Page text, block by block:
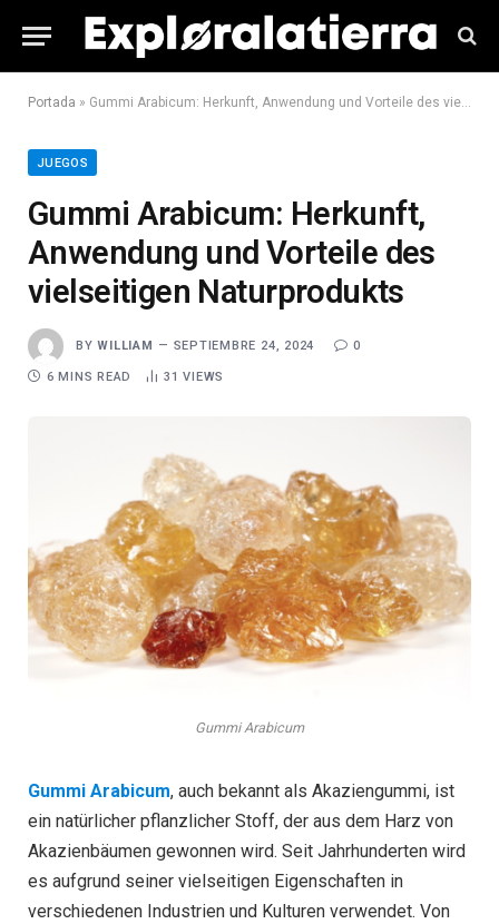
Portada » Gummi Arabicum: Herkunft, Anwendung und Vorteile des vielseitigen Naturprodukts
JUEGOS
Gummi Arabicum: Herkunft,
Anwendung und Vorteile des
vielseitigen Naturprodukts
BY WILLIAM SEPTIEMBRE 24, 2024 0
6 MINS READ 31VIEWS
Gummi Arabicum
Gummi Arabicum, auch bekannt als Akaziengummi, ist
ein natürlicher pflanzlicher Stoff, der aus dem Harz von
Akazienbäumen gewonnen wird. Seit Jahrhunderten wird
es aufgrund seiner vielseitigen Eigenschaften in
verschiedenen Industrien und Kulturen verwendet. Von